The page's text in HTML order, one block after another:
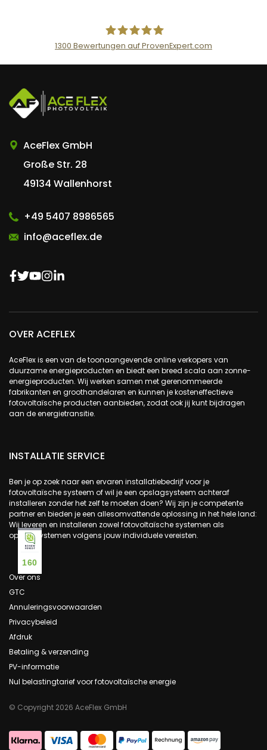
AceFlex GmbH
1300 Bewertungen auf ProvenExpert.com
AceFlex GmbH
Große Str. 28
49134 Wallenhorst
+49 5407 8986565
info@aceflex.de
OVER ACEFLEX
AceFlex is een van de toonaangevende online verkopers van
duurzame energieproducten en biedt een breed scala aan zonne-
energieproducten. Wij werken samen met gerenommeerde
fabrikanten en groothandelaren en kunnen je kosteneffectieve
fotovoltaïsche producten aanbieden, zodat ook jij kunt bijdragen
aan de energietransitie.
INSTALLATIE SERVICE
Ben je op zoek naar een ervaren installatiebedrijf voor je
fotovoltaïsche systeem of wil je een opslagsysteem achteraf
installeren zonder het zelf te moeten doen? Wij zijn je competente
partner en bieden je een allesomvattende oplossing in het hele land:
Wij leveren en installeren zowel fotovoltaïsche systemen als
opslagsystemen volgens jouw individuele vereisten.
Over ons
GTC
Annuleringsvoorwaarden
Privacybeleid
Afdruk
Betaling & verzending
PV-informatie
Nul belastingtarief voor fotovoltaïsche energie
© Copyright 2026 AceFlex GmbH
160